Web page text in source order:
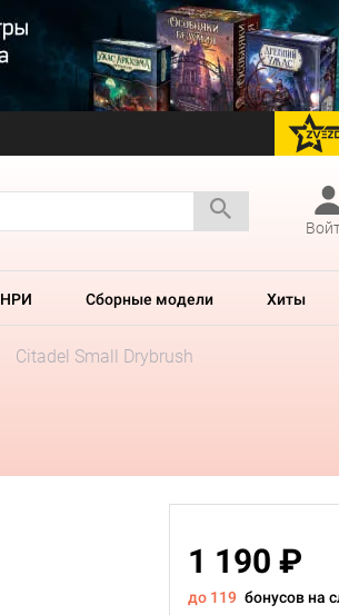
НРИ Сборные модели Хиты
Citadel Small Drybrush
1 190 ₽
до 119 бонусов на